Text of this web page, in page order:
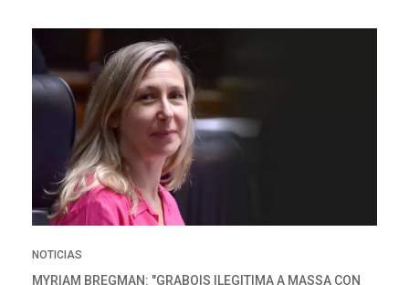
NOTICIAS
MYRIAM BREGMAN: "GRABOIS ILEGITIMA A MASSA CON